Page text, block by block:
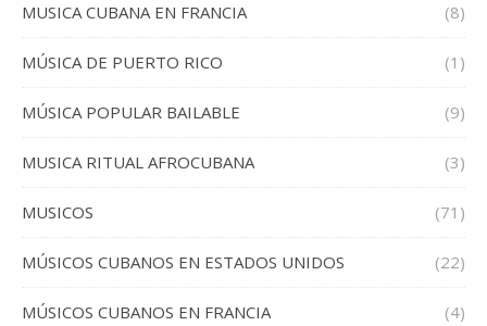
MUSICA CUBANA EN FRANCIA (8)
MÚSICA DE PUERTO RICO (1)
MÚSICA POPULAR BAILABLE (9)
MUSICA RITUAL AFROCUBANA (3)
MUSICOS (71)
MÚSICOS CUBANOS EN ESTADOS UNIDOS (22)
MÚSICOS CUBANOS EN FRANCIA (4)